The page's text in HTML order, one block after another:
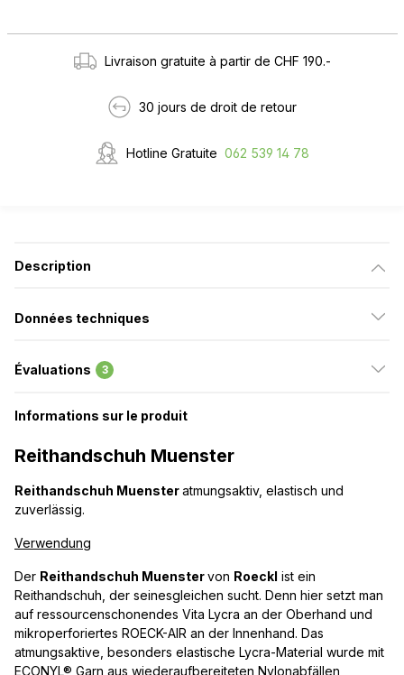
Livraison gratuite à partir de CHF 190.-
30 jours de droit de retour
Hotline Gratuite 062 539 14 78
Description
Données techniques
Évaluations 3
Informations sur le produit
Reithandschuh Muenster
Reithandschuh Muensteratmungsaktiv, elastisch und
zuverlässig.
Verwendung
Der Reithandschuh Muenstervon Roeckl ist ein
Reithandschuh, der seinesgleichen sucht. Denn hier setzt man
auf ressourcenschonendes Vita Lycra an der Oberhand und
mikroperforiertes ROECK-AIR an der Innenhand. Das
atmungsaktive, besonders elastische Lycra-Material wurde mit
ECONYL® Garn aus wiederaufbereiteten Nylonabfällen